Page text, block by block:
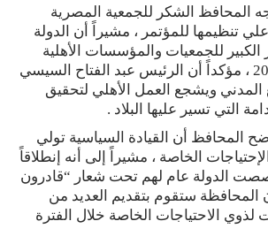
المحافظ الشكر للجمعية المصرية
تنظيمها للمؤتمر ، مشيراً أن الدولة
الكبير للجمعيات والمؤسسات الأهلية
وفقاً لرؤية مصر 2030 ، مؤكداً أن الرئيس عبد الفتاح السيسي
ويشجع العمل الأهلي لتحقيق
التي تسير عليها البلاد .
المحافظ أن القيادة السياسية تولي
الخاصة ، مشيراً إلى أنه إنطلاقاً
الدولة عام لهم تحت شعار “قادرون
المحافظة ستقوم بتقديم العديد من
لذوي الاحتياجات الخاصة خلال الفترة